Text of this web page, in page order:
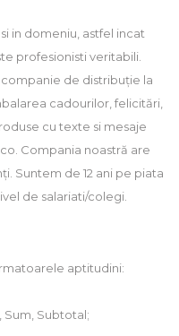
in domeniu, astfel incat
profesionisti veritabili.
companie de distribuție la
cadourilor, felicitări,
cu texte si mesaje
Compania noastră are
Suntem de 12 ani pe piata
de salariati/colegi.
aptitudini:
Subtotal;